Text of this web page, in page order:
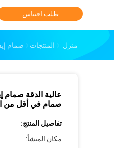
طلب اقتباس
منزل المنتجات صمام
عالية الدقة صمام
صمام في أقل من
تفاصيل المنتج:
مكان المنشأ: